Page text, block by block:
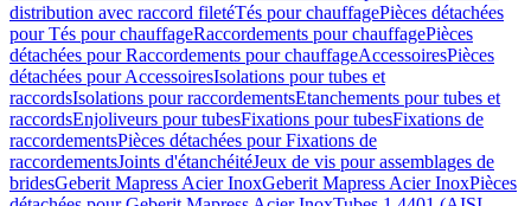
distribution avec raccord filetéTés pour chauffagePièces détachées
pour Tés pour chauffageRaccordements pour chauffagePièces
détachées pour Raccordements pour chauffageAccessoiresPièces
détachées pour AccessoiresIsolations pour tubes et
raccordsIsolations pour raccordementsEtanchements pour tubes et
raccordsEnjoliveurs pour tubesFixations pour tubesFixations de
raccordementsPièces détachées pour Fixations de
raccordementsJoints d'étanchéitéJeux de vis pour assemblages de
bridesGeberit Mapress Acier InoxGeberit Mapress Acier InoxPièces